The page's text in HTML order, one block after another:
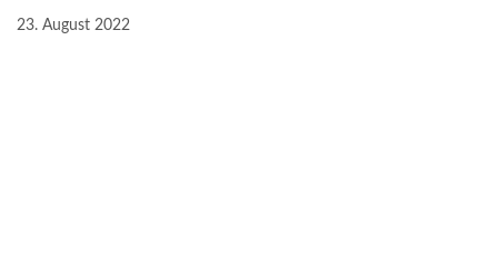
23. August 2022